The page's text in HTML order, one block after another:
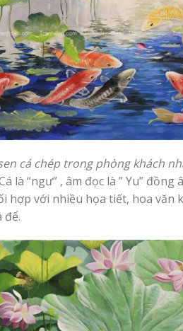
cá chép trong phòng khách
là “ngư” , âm đọc là ” Yu”
hợp với nhiều họa tiết, hoa văn
để.